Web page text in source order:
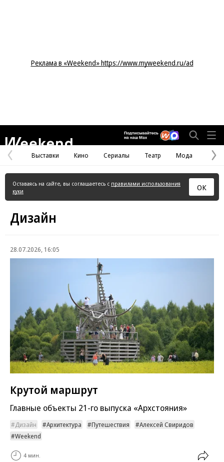
Реклама в «Weekend» https://www.myweekend.ru/ad
Предыдущая
страница
Выставки Кино Сериалы Театр Мода
Оставаясь на сайте, вы соглашаетесь с правилами использования
куки
ОК
Дизайн
28.07.2026, 16:05
Крутой маршрут
Главные объекты 21-го выпуска «Архстояния»
Дизайн Архитектура Путешествия
Алексей Свиридов
Weekend
4 мин.